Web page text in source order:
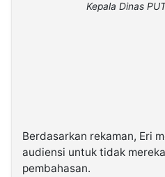
Kepala Dinas
Berdasarkan rekaman, Eri
audiensi untuk tidak
pembahasan.